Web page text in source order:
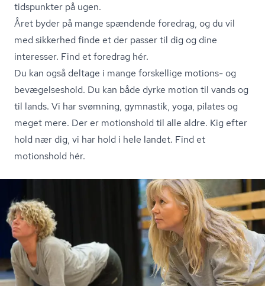
tidspunkter på ugen.
Året byder på mange spændende foredrag, og du vil
med sikkerhed finde et der passer til dig og dine
interesser. Find et foredrag hér.
Du kan også deltage i mange forskellige motions- og
bevægelseshold. Du kan både dyrke motion til vands og
til lands. Vi har svømning, gymnastik, yoga, pilates og
meget mere. Der er motionshold til alle aldre. Kig efter
hold nær dig, vi har hold i hele landet. Find et
motionshold hér.